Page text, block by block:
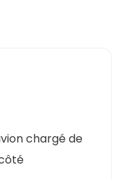
chargé de